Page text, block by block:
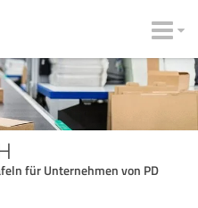
für Unternehmen von PD